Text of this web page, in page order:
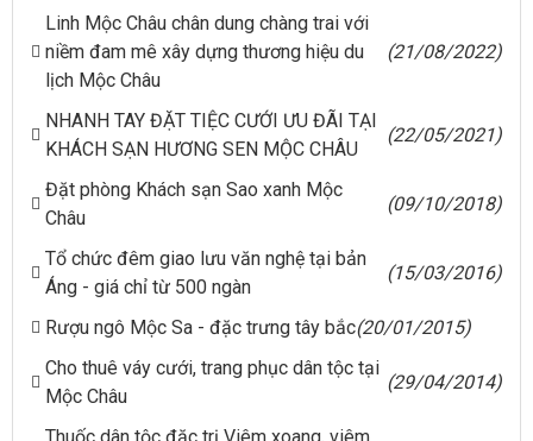
Linh Mộc Châu chân dung chàng trai với
niềm đam mê xây dựng thương hiệu du
lịch Mộc Châu
(21/08/2022)
NHANH TAY ĐẶT TIỆC CƯỚI ƯU ĐÃI TẠI
KHÁCH SẠN HƯƠNG SEN MỘC CHÂU
(22/05/2021)
Đặt phòng Khách sạn Sao xanh Mộc
Châu
(09/10/2018)
Tổ chức đêm giao lưu văn nghệ tại bản
Áng - giá chỉ từ 500 ngàn
(15/03/2016)
Rượu ngô Mộc Sa - đặc trưng tây bắc(20/01/2015)
Cho thuê váy cưới, trang phục dân tộc tại
Mộc Châu
(29/04/2014)